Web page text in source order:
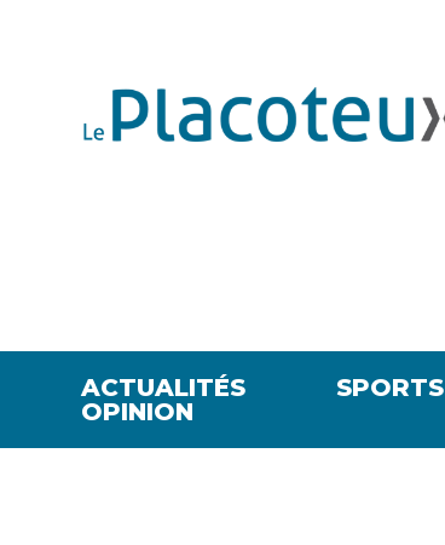
ACTUALITÉS SPORTS
OPINION